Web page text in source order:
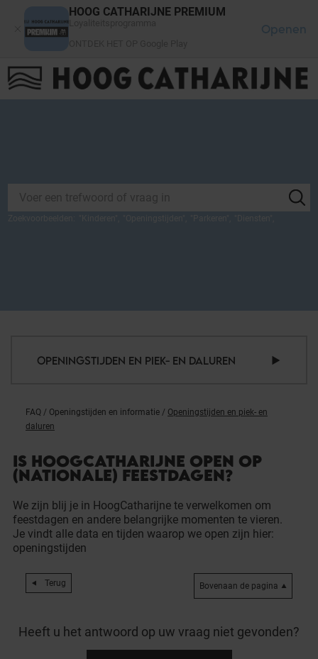
HOOG CATHARIJNE PREMIUM
Openen
FAQ
HET WINKELCENTRUM
LOG IN
OPENINGSTIJDEN EN PIEK- EN DALUREN
FAQ / Openingstijden en informatie / Openingstijden en piek- en
daluren
IS HOOGCATHARIJNE OPEN OP
(NATIONALE) FEESTDAGEN?
We zijn blij je in HoogCatharijne te verwelkomen om
feestdagen en andere belangrijke momenten te vieren.
Je vindt alle data en tijden waarop we open zijn hier:
openingstijden
Terug Bovenaan de pagina
Heeft u het antwoord op uw vraag niet gevonden?
Cookies beheer paneel